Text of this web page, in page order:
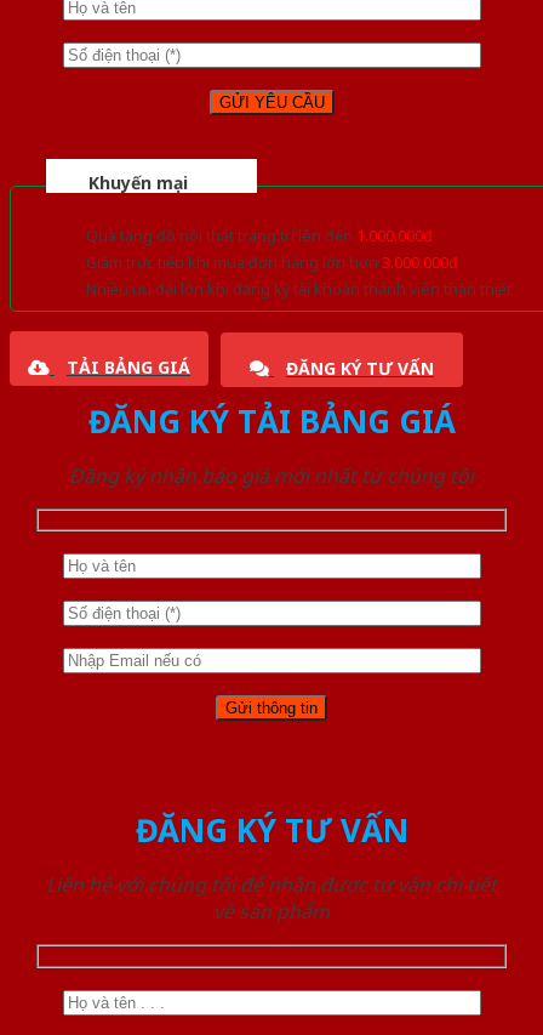
Khuyến mại
Quà tặng đồ nội thất trang trí lên đến 1.000.000đ
Giảm trực tiếp khi mua đơn hàng lớn hơn 3.000.000đ
Nhiều ưu đãi lớn khi đăng ký tài khoản thành viên thân thiết
TẢI BẢNG GIÁ ĐĂNG KÝ TƯ VẤN
ĐĂNG KÝ TẢI BẢNG GIÁ
Đăng ký nhận báo giá mới nhất từ chúng tôi
ĐĂNG KÝ TƯ VẤN
Liên hệ với chúng tôi để nhận được tư vấn chi tiết
về sản phẩm